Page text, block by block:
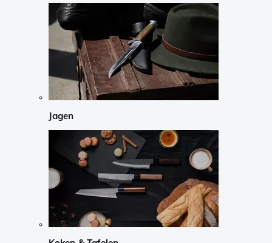
Jagen